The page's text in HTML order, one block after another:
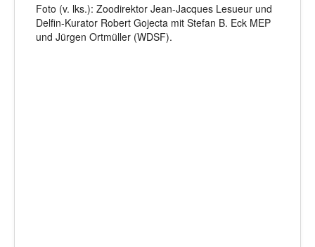
Foto (v. lks.): Zoodirektor Jean-Jacques Lesueur und
Delfin-Kurator Robert Gojecta mit Stefan B. Eck MEP
und Jürgen Ortmüller (WDSF).